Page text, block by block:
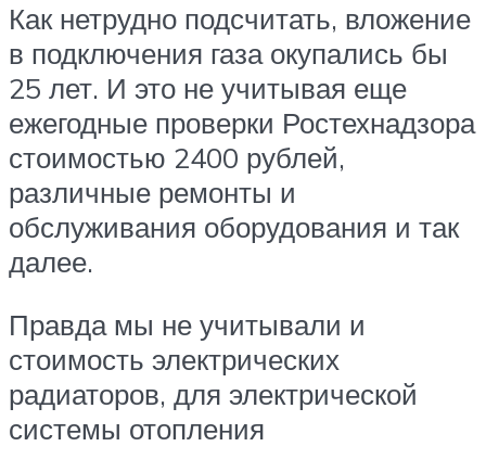
Как нетрудно подсчитать, вложение
в подключения газа окупались бы
25 лет. И это не учитывая еще
ежегодные проверки Ростехнадзора
стоимостью 2400 рублей,
различные ремонты и
обслуживания оборудования и так
далее.
Правда мы не учитывали и
стоимость электрических
радиаторов, для электрической
системы отопления